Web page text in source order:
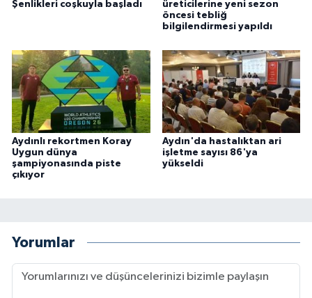
Şenlikleri coşkuyla başladı
üreticilerine yeni sezon
öncesi tebliğ
bilgilendirmesi yapıldı
Aydınlı rekortmen Koray
Uygun dünya
şampiyonasında piste
çıkıyor
Aydın'da hastalıktan ari
işletme sayısı 86'ya
yükseldi
Yorumlar